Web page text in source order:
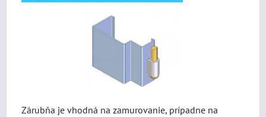
Zárubňa je vhodná na zamurovanie, prípadne na